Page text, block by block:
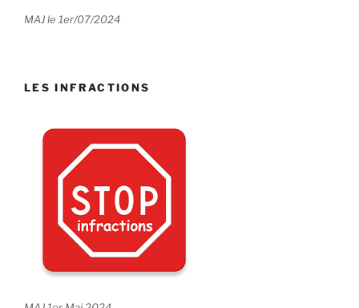
MAJ le 1er/07/2024
LES INFRACTIONS